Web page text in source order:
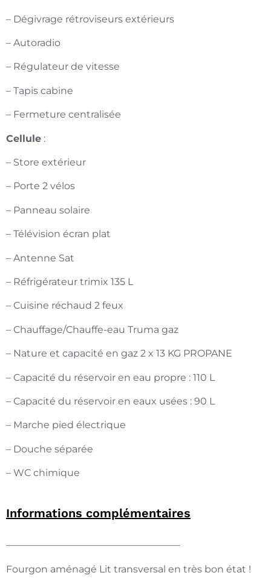
– Dégivrage rétroviseurs extérieurs
– Autoradio
– Régulateur de vitesse
– Tapis cabine
– Fermeture centralisée
Cellule :
– Store extérieur
– Porte 2 vélos
– Panneau solaire
– Télévision écran plat
– Antenne Sat
– Réfrigérateur trimix 135 L
– Cuisine réchaud 2 feux
– Chauffage/Chauffe-eau Truma gaz
– Nature et capacité en gaz 2 x 13 KG PROPANE
– Capacité du réservoir en eau propre : 110 L
– Capacité du réservoir en eaux usées : 90 L
– Marche pied électrique
– Douche séparée
– WC chimique
Informations complémentaires
——————————————————
Fourgon aménagé Lit transversal en très bon état !